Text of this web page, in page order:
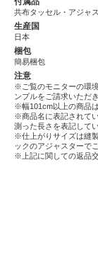
共布タッセル・アジャ
生産国
日本
梱包
簡易梱包
注意
※ご覧のモニターの環
ンプルをご請求いただ
※幅101cm以上の商品
※商品名に表記されて
測った長さを表記してい
※仕上がりサイズは縫
ックのアジャスターで
※上記に関しての返品